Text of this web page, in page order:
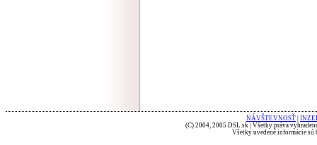
NÁVŠTEVNOSŤ
(C) 2004, 2005 DSL.sk | Všetky práva
Všetky uvedené informácie sú